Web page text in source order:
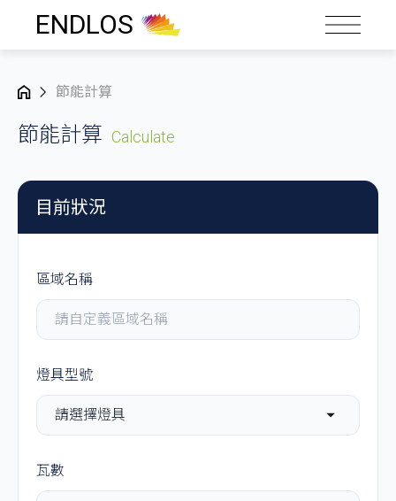
ENDLOS
節能計算
節能計算 Calculate
目前狀況
區域名稱
燈具型號
瓦數